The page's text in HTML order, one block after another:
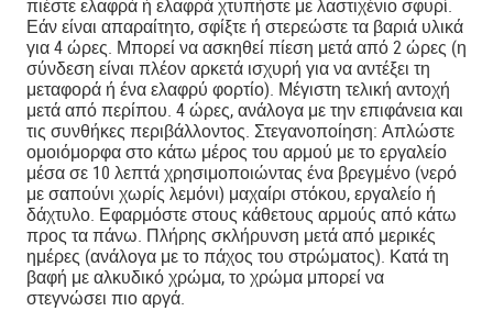
πιέστε ελαφρά ή ελαφρά χτυπήστε με λαστιχένιο σφυρί.
Εάν είναι απαραίτητο, σφίξτε ή στερεώστε τα βαριά υλικά
για 4 ώρες. Μπορεί να ασκηθεί πίεση μετά από 2 ώρες (η
σύνδεση είναι πλέον αρκετά ισχυρή για να αντέξει τη
μεταφορά ή ένα ελαφρύ φορτίο). Μέγιστη τελική αντοχή
μετά από περίπου. 4 ώρες, ανάλογα με την επιφάνεια και
τις συνθήκες περιβάλλοντος. Στεγανοποίηση: Απλώστε
ομοιόμορφα στο κάτω μέρος του αρμού με το εργαλείο
μέσα σε 10 λεπτά χρησιμοποιώντας ένα βρεγμένο (νερό
με σαπούνι χωρίς λεμόνι) μαχαίρι στόκου, εργαλείο ή
δάχτυλο. Εφαρμόστε στους κάθετους αρμούς από κάτω
προς τα πάνω. Πλήρης σκλήρυνση μετά από μερικές
ημέρες (ανάλογα με το πάχος του στρώματος). Κατά τη
βαφή με αλκυδικό χρώμα, το χρώμα μπορεί να
στεγνώσει πιο αργά.